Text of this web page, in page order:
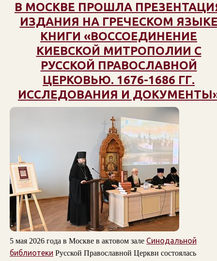
В МОСКВЕ ПРОШЛА
ИЗДАНИЯ НА ГРЕЧЕСКОМ
КНИГИ «ВОССОЕДИНЕНИЕ
КИЕВСКОЙ МИТРОПОЛИИ С
РУССКОЙ ПРАВОСЛАВНОЙ
ЦЕРКОВЬЮ. 1676-1686 ГГ.
ИССЛЕДОВАНИЯ И
5 мая 2026 года в Москве в актовом зале Синодальной
библиотеки Русской Православной Церкви состоялась